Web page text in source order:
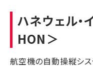
ハネウェル・
HON＞
航空機の自動操縦シ